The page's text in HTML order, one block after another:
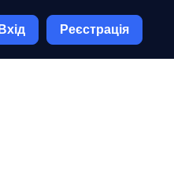
Вхід Реєстрація